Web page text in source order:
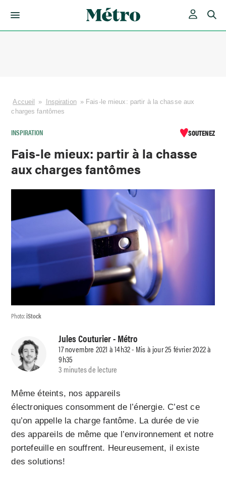
Accueil » Inspiration » Fais-le mieux: partir à la chasse aux
charges fantômes
INSPIRATION SOUTENEZ
Fais-le mieux: partir à la chasse
aux charges fantômes
Photo:iStock
Jules Couturier- Métro
17 novembre 2021 à 14h32 - Mis à jour 25 février 2022 à
9h35
3 minutes de lecture
Même éteints, nos appareils
électroniques consomment de l’énergie. C’est ce
qu’on appelle la charge fantôme. La durée de vie
des appareils de même que l’environnement et notre
portefeuille en souffrent. Heureusement, il existe
des solutions!